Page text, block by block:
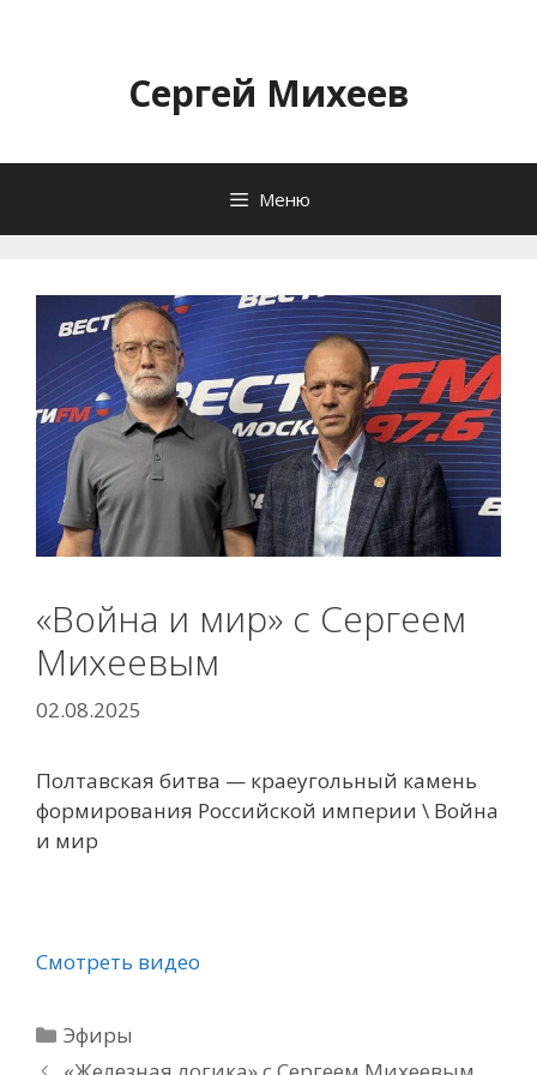
содержимомуСергей Михеев
Меню
«Война и мир» с Сергеем
Михеевым
02.08.2025
Полтавская битва — краеугольный камень
формирования Российской империи \ Война
и мир
Смотреть видео
Рубрики
Эфиры